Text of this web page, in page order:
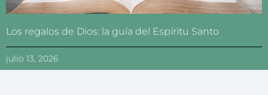
Los regalos de Dios: la guía del Espíritu Santo
julio 13, 2026